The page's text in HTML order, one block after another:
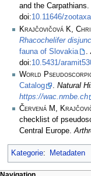
and the Carpathians.
doi:10.11646/
Krajčovičová K,
Rhacochelifer
fauna of Slovakia
doi:10.5431/
World
Catalog
. Natural
https://wac.nmbe.ch
Červená M,
checklist of
Central Europe.
Kategorie: Metadaten